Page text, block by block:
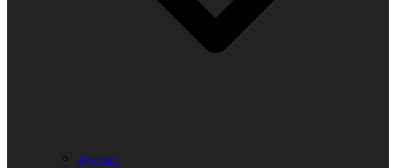
Ägypten